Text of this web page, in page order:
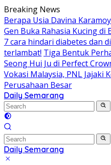
Skip
to
content
Breaking News
Berapa Usia Davina
Gen Buka Rahasia Kucing
7 cara hindari diabetes dan
terlambat! Tiga Bentuk
Seong Hui Ju di Perfect
Vokasi Malaysia, PNL Jajaki
Perusahaan Besar
Daily Semarang
"Semarang
Hari
Ini:
Informasi
Terkini
untuk
Daily Semarang
"Semarang